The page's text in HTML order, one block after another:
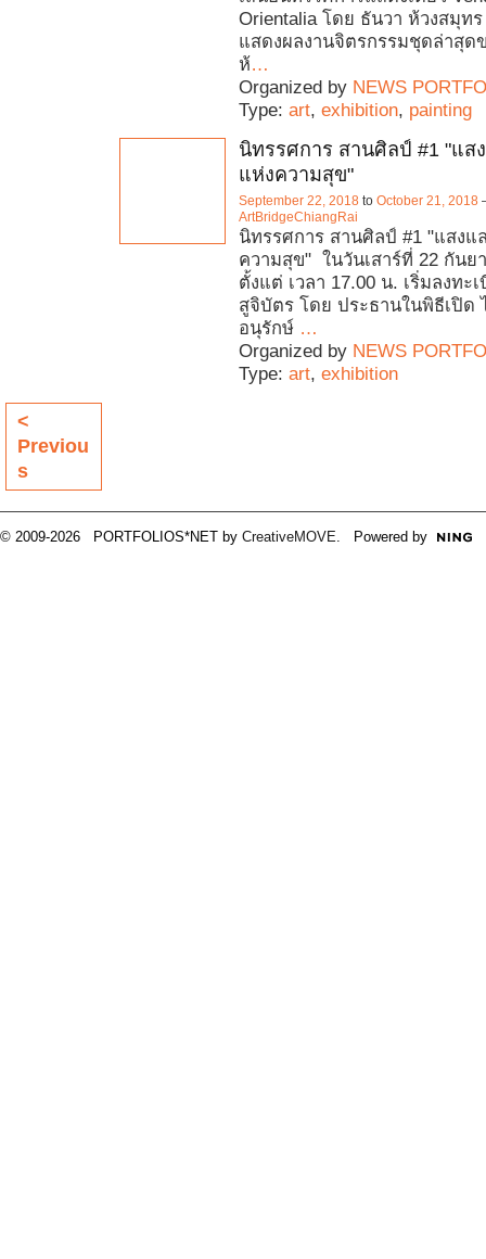
Orientalia โดย ธันวา ห้วงสมุท
แสดงผลงานจิตรกรรมชุดล่าสุ
ห้…
Organized by NEWS
Type: art, exhibition, painting
นิทรรศการ สานศิลป์ #1 "แส
แห่งความสุข"
September 22, 2018 to October 21, 2018
ArtBridgeChiangRai
นิทรรศการ สานศิลป์ #1 "แสงแ
ความสุข" ในวันเสาร์ที่ 22 กันย
ตั้งแต่ เวลา 17.00 น. เริ่มลงทะ
สูจิบัตร โดย ประธานในพิธีเปิด
อนุรักษ์ …
Organized by NEWS
Type: art, exhibition
<
Previou
s
© 2009-2026 PORTFOLIOS*NET by CreativeMOVE . Powered by